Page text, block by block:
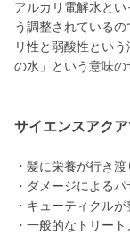
アルカリ電解水と
う調整されている
リ性と弱酸性とい
の水」という意味の
サイエンスアク
・髪に栄養が行き
・ダメージによる
・キューティクル
・一般的なトリー